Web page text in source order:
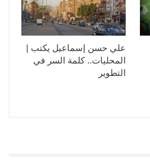
علي حسن إسماعيل يكتب |
المحليات.. كلمة السر في
التطوير​